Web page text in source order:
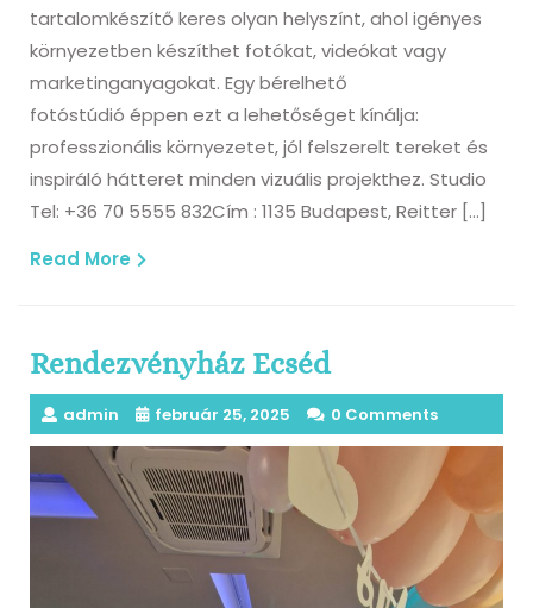
tartalomkészítő keres olyan helyszínt, ahol igényes
környezetben készíthet fotókat, videókat vagy
marketinganyagokat. Egy bérelhető
fotóstúdió éppen ezt a lehetőséget kínálja:
professzionális környezetet, jól felszerelt tereket és
inspiráló hátteret minden vizuális projekthez. Studio
Tel: +36 70 5555 832Cím : 1135 Budapest, Reitter […]
Read More
Read
Rendezvényház Ecséd
admin február 25, 2025 0 Comments